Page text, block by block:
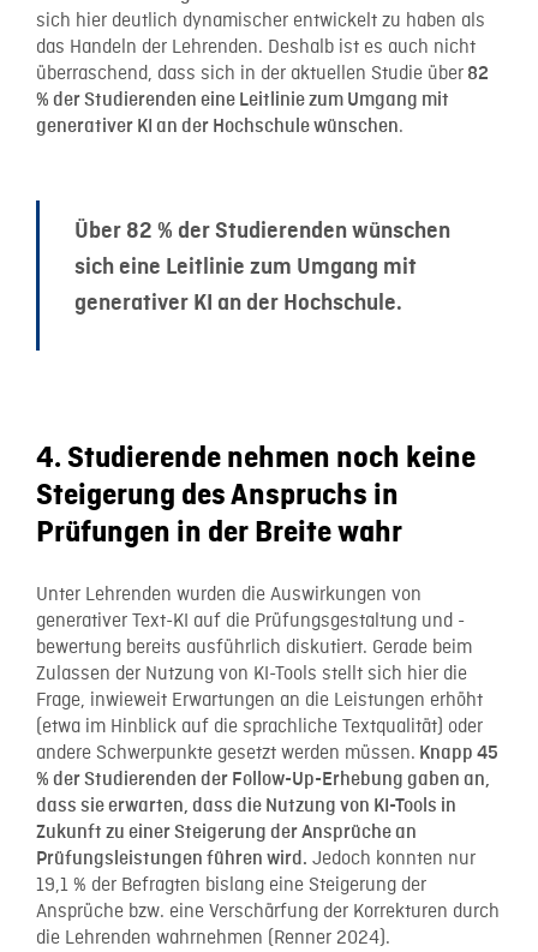
sich hier deutlich dynamischer entwickelt zu haben als
das Handeln der Lehrenden. Deshalb ist es auch nicht
überraschend, dass sich in der aktuellen Studie über 82
% der Studierenden eine Leitlinie zum Umgang mit
generativer KI an der Hochschule wünschen.
Über 82 % der Studierenden wünschen
sich eine Leitlinie zum Umgang mit
generativer KI an der Hochschule.
4. Studierende nehmen noch keine
Steigerung des Anspruchs in
Prüfungen in der Breite wahr
Unter Lehrenden wurden die Auswirkungen von
generativer Text-KI auf die Prüfungsgestaltung und -
bewertung bereits ausführlich diskutiert. Gerade beim
Zulassen der Nutzung von KI-Tools stellt sich hier die
Frage, inwieweit Erwartungen an die Leistungen erhöht
(etwa im Hinblick auf die sprachliche Textqualität) oder
andere Schwerpunkte gesetzt werden müssen. Knapp 45
% der Studierenden der Follow-Up-Erhebung gaben an,
dass sie erwarten, dass die Nutzung von KI-Tools in
Zukunft zu einer Steigerung der Ansprüche an
Prüfungsleistungen führen wird. Jedoch konnten nur
19,1 % der Befragten bislang eine Steigerung der
Ansprüche bzw. eine Verschärfung der Korrekturen durch
die Lehrenden wahrnehmen (Renner 2024).